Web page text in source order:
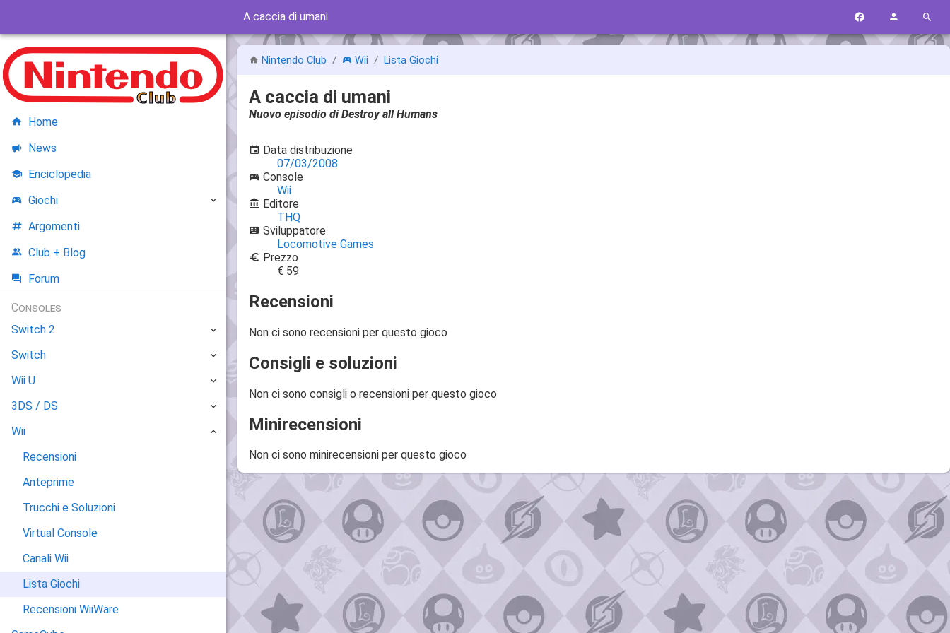
A caccia di umani
Nintendo Club Wii Lista Giochi
A caccia di umani
Nuovo episodio di Destroy all Humans
Data distribuzione
07/03/2008
Console
Wii
Editore
THQ
Sviluppatore
Locomotive Games
Prezzo
€ 59
Recensioni
Non ci sono recensioni per questo gioco
Consigli e soluzioni
Non ci sono consigli o recensioni per questo gioco
Minirecensioni
Non ci sono minirecensioni per questo gioco
Home
News
Enciclopedia
Giochi
Argomenti
Club + Blog
Forum
Consoles
Switch 2
Switch
Wii U
3DS / DS
Wii
Recensioni
Anteprime
Trucchi e Soluzioni
Virtual Console
Canali Wii
Lista Giochi
Recensioni WiiWare